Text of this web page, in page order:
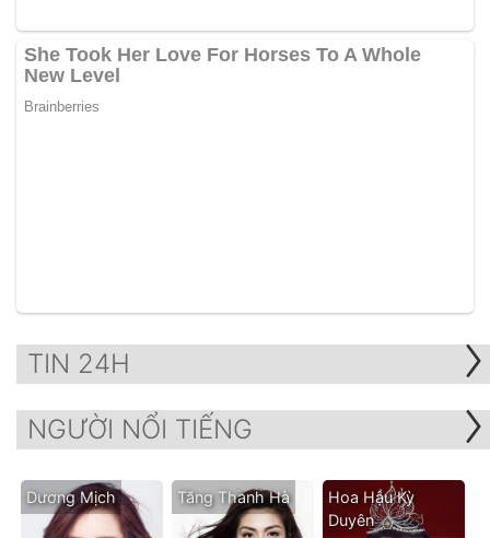
TIN 24H
NGƯỜI NỔI TIẾNG
Dương Mịch Tăng Thanh Hà
Hoa Hậu Kỳ
Duyên